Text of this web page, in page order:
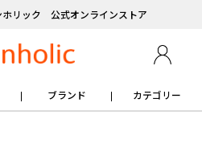
ホリック 公式オンラインストア
ブランド カテゴリー